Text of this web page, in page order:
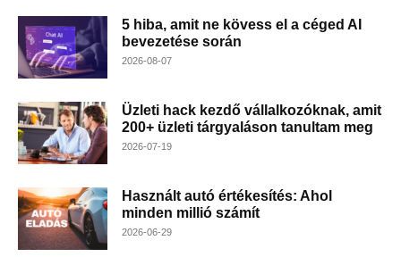
5 hiba, amit ne kövess el a céged AI
bevezetése során
2026-08-07
Üzleti hack kezdő vállalkozóknak, amit
200+ üzleti tárgyaláson tanultam meg
2026-07-19
Használt autó értékesítés: Ahol
minden millió számít
2026-06-29